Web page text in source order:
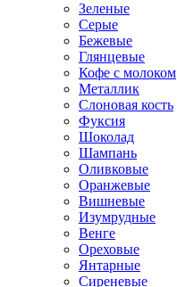
Зеленые
Серые
Бежевые
Глянцевые
Кофе с молоком
Металлик
Слоновая кость
Фуксия
Шоколад
Шампань
Оливковые
Оранжевые
Вишневые
Изумрудные
Венге
Ореховые
Янтарные
Сиреневые